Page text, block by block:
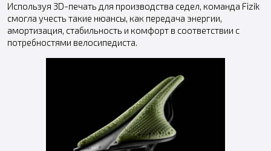
Используя 3D-печать для производства седел, команда Fizik
смогла учесть такие нюансы, как передача энергии,
амортизация, стабильность и комфорт в соответствии с
потребностями велосипедиста.